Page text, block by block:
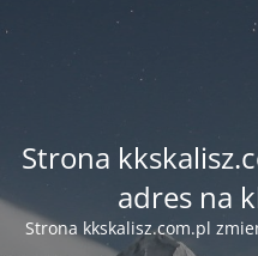
Strona
adres na
Strona kkskalisz.com.pl